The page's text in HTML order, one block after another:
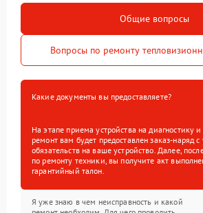
Общие вопросы
Вопросы по ремонту
Какие документы вы предоставляете?
На этапе приема устройства на диагностику
ремонт вам будет предоставлен заказ-наряд
обязательств на ваше устройство. Далее,
по ремонту техники, вы получите акт
гарантийный талон.
Я уже знаю в чем неисправность и какой